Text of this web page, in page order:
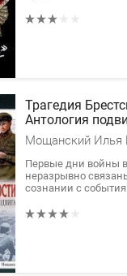
личному приказу
Трагедия
Антология
июля 1941 года
Первые дни войны
неразрывно
сознании с
эта славная